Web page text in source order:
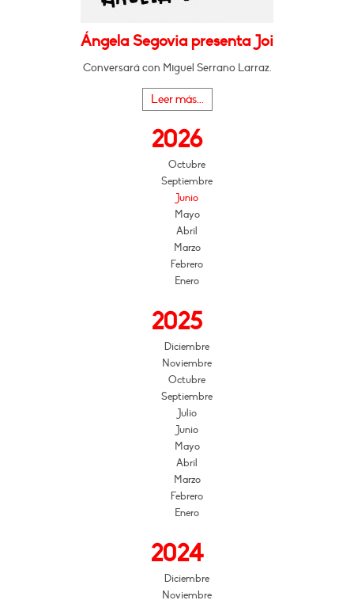
Ángela Segovia presenta Joi
Conversará con Miguel Serrano Larraz.
Leer más...
2026
Octubre
Septiembre
Junio
Mayo
Abril
Marzo
Febrero
Enero
2025
Diciembre
Noviembre
Octubre
Septiembre
Julio
Junio
Mayo
Abril
Marzo
Febrero
Enero
2024
Diciembre
Noviembre